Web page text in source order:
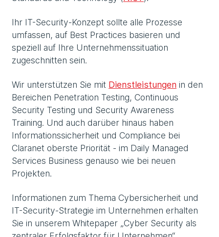
Ihr IT-Security-Konzept sollte alle Prozesse
umfassen, auf Best Practices basieren und
speziell auf Ihre Unternehmenssituation
zugeschnitten sein.
Wir unterstützen Sie mit Dienstleistungen in den
Bereichen Penetration Testing, Continuous
Security Testing und Security Awareness
Training. Und auch darüber hinaus haben
Informationssicherheit und Compliance bei
Claranet oberste Priorität - im Daily Managed
Services Business genauso wie bei neuen
Projekten.
Informationen zum Thema Cybersicherheit und
IT-Security-Strategie im Unternehmen erhalten
Sie in unserem Whitepaper „Cyber Security als